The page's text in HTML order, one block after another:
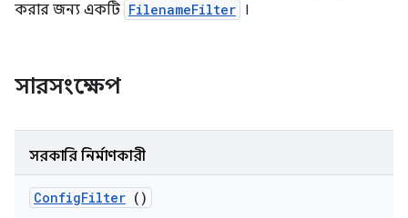
করার জন্য একটি FilenameFilter ।
সারসংক্ষেপ
সরকারি নির্মাণকারী
ConfigFilter ()